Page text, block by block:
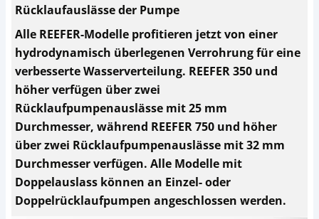
Rücklaufauslässe der Pumpe
Alle REEFER-Modelle profitieren jetzt von einer
hydrodynamisch überlegenen Verrohrung für eine
verbesserte Wasserverteilung. REEFER 350 und
höher verfügen über zwei
Rücklaufpumpenauslässe mit 25 mm
Durchmesser, während REEFER 750 und höher
über zwei Rücklaufpumpenauslässe mit 32 mm
Durchmesser verfügen. Alle Modelle mit
Doppelauslass können an Einzel- oder
Doppelrücklaufpumpen angeschlossen werden.